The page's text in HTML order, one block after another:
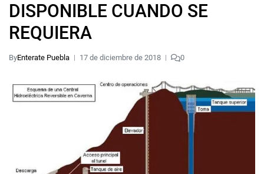
DISPONIBLE CUANDO SE
REQUIERA
ByEnterate Puebla 17 de diciembre de 2018 0